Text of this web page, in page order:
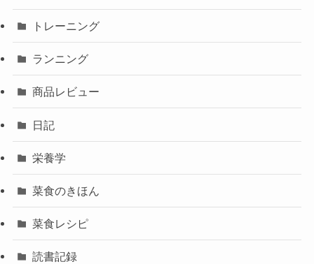
トレーニング
ランニング
商品レビュー
日記
栄養学
菜食のきほん
菜食レシピ
読書記録